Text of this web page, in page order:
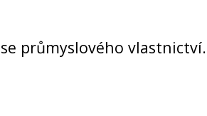
průmyslového vlastnictví.